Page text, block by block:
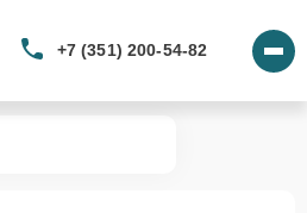
+7 (351) 200-54-82